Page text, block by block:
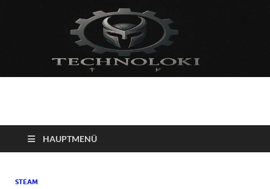
Technoloki: Gaming
und Entertainment
News
Blockbuster, Indie-Perlen und Retro-Klassiker.
HAUPTMENÜ
STEAM